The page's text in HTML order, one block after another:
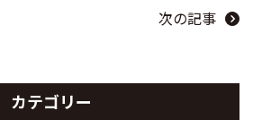
次の記事
カテゴリー